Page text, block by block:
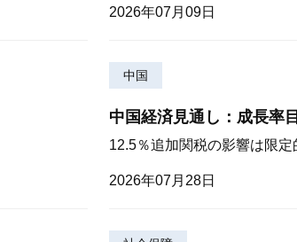
2026年07月09日
中国
中国経済見通し：成長率
12.5％追加関税の影響は限
2026年07月28日